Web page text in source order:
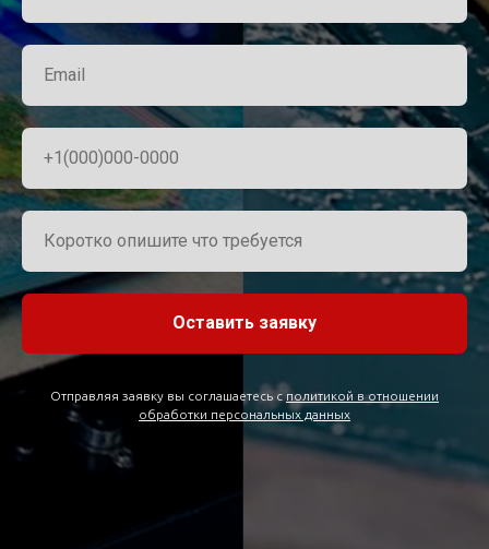
Оставить заявку
Отправляя заявку вы соглашаетесь сполитикой в отношении
обработки персональных данных